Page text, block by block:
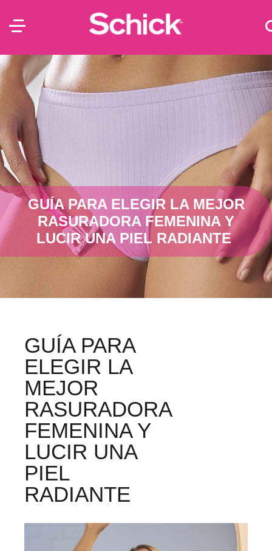
GUÍA PARA ELEGIR LA MEJOR
RASURADORA FEMENINA Y
LUCIR UNA PIEL RADIANTE
GUÍA PARA
ELEGIR LA
MEJOR
RASURADORA
FEMENINA Y
LUCIR UNA
PIEL
RADIANTE